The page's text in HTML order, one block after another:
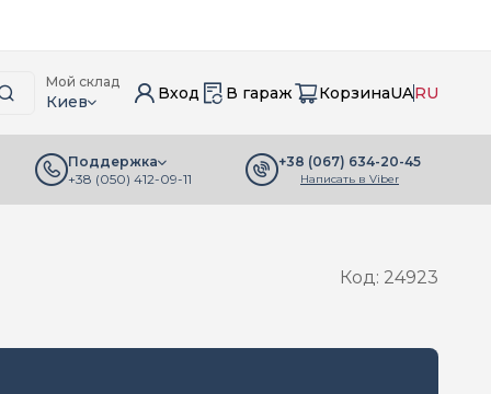
Мой склад
Киев Вход В гараж КорзинаUARU
Поддержка
+38 (050) 412-09-11
+38 (067) 634-20-45
Написать в Viber
Код: 24923